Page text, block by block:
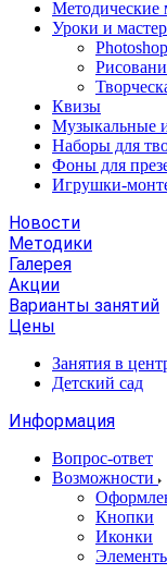
Методические
Уроки и
Квизы
Музыкальные
Наборы для
Фоны для
Игрушки-
Новости
Методики
Галерея
Акции
Варианты занятий
Цены
Занятия в
Детский сад
Информация
Вопрос-ответ
Возможности
Кнопки
Иконки